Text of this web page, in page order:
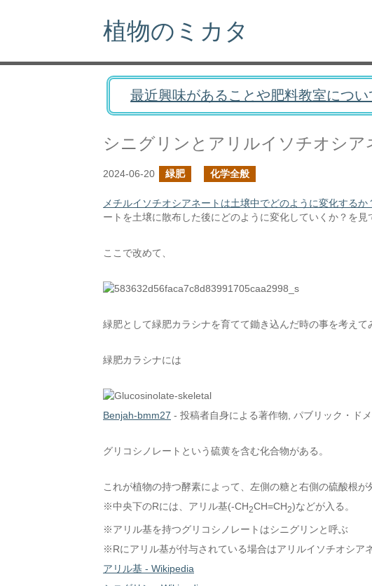
植物のミカタ
最近興味があることや肥料教室につ
シニグリンとアリルイソチオシア
2024-06-20 緑肥 化学全般
メチルイソチオシアネートは土壌中でどのように変化するか
ートを土壌に散布した後にどのように変化していくか？を見
ここで改めて、
緑肥として緑肥カラシナを育てて鋤き込んだ時の事を考えて
緑肥カラシナには
Benjah-bmm27 - 投稿者自身による著作物 , パブリック・ド
グリコシノレートという硫黄を含む化合物がある。
これが植物の持つ酵素によって、左側の糖と右側の硫酸根が
※中央下のRには、アリル基(-CH2CH=CH2)などが入る。
※アリル基を持つグリコシノレートはシニグリンと呼ぶ
※Rにアリル基が付与されている場合はアリルイソチオシア
アリル基 - Wikipedia